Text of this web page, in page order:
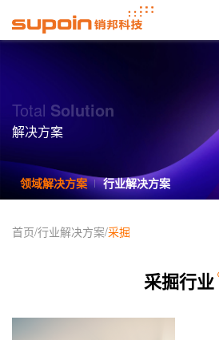
Total Solution
解决方案
领域解决方案 行业解决方案
首页/行业解决方案/采掘
采掘行业